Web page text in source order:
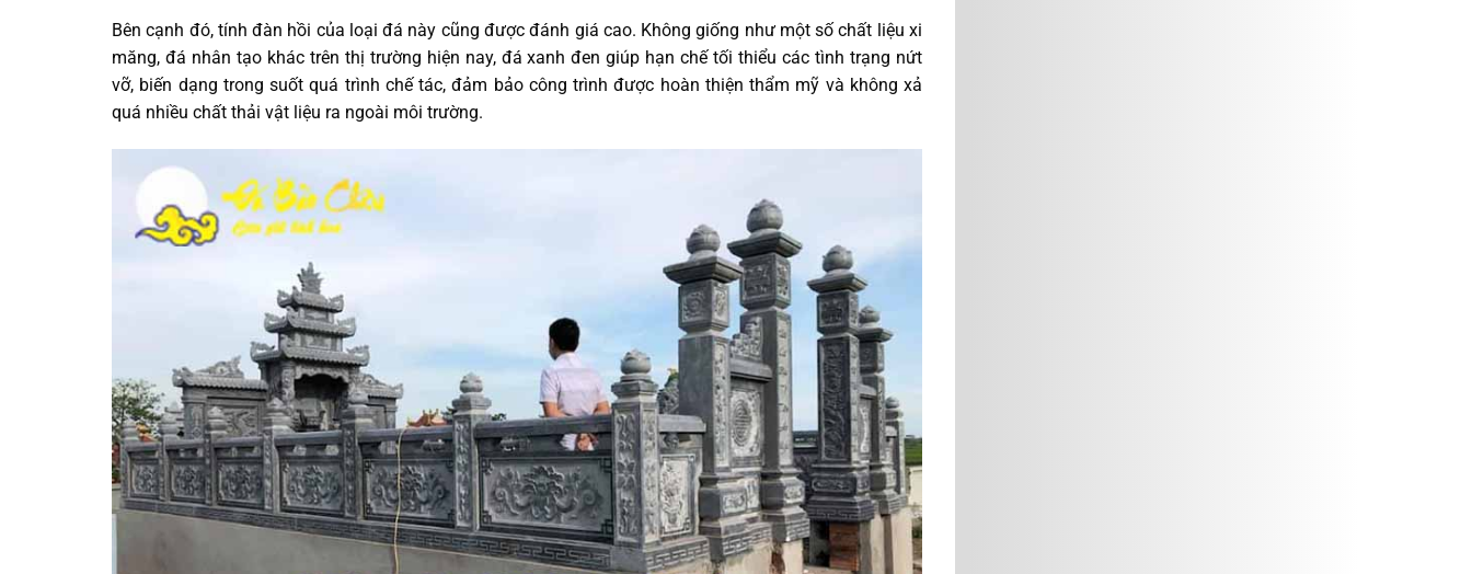
Bên cạnh đó, tính đàn hồi của loại đá này cũng được đánh giá cao. Không giống như một số chất liệu xi
măng, đá nhân tạo khác trên thị trường hiện nay, đá xanh đen giúp hạn chế tối thiểu các tình trạng nứt
vỡ, biến dạng trong suốt quá trình chế tác, đảm bảo công trình được hoàn thiện thẩm mỹ và không xả
quá nhiều chất thải vật liệu ra ngoài môi trường.